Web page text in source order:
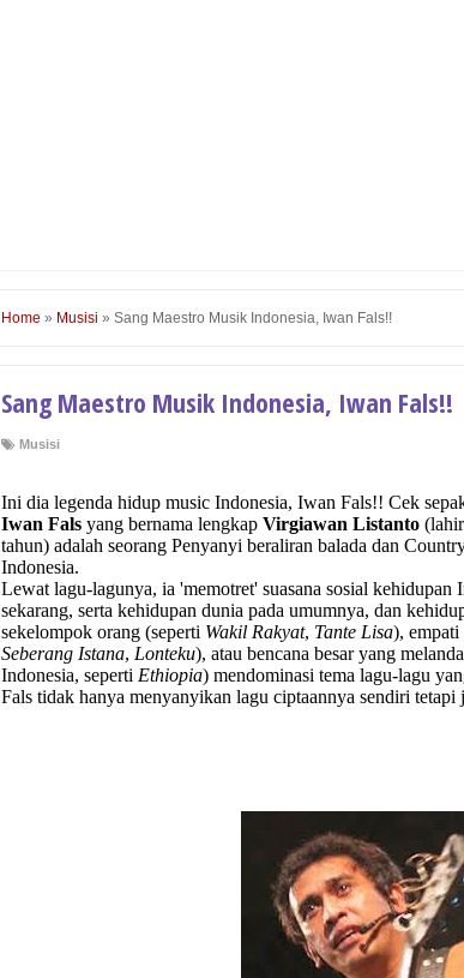
Home » Musisi » Sang Maestro Musik Indonesia, Iwan Fals!!
Sang Maestro Musik Indonesia, Iwan Fals!!
Musisi
Ini dia legenda hidup music Indonesia, Iwan Fals!! Cek
Iwan Fals yang bernama lengkap Virgiawan Listanto
tahun) adalah seorang Penyanyi beraliran balada dan
Indonesia.
Lewat lagu-lagunya, ia 'memotret' suasana sosial kehidupan
sekarang, serta kehidupan dunia pada umumnya, dan
sekelompok orang (seperti Wakil Rakyat, Tante Lisa),
Seberang Istana, Lonteku), atau bencana besar yang
Indonesia, seperti Ethiopia) mendominasi tema lagu-lagu
Fals tidak hanya menyanyikan lagu ciptaannya sendiri tetapi